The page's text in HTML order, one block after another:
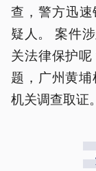
查，警方迅
疑人。 案件
关法律保护
题，广州黄
机关调查取证。